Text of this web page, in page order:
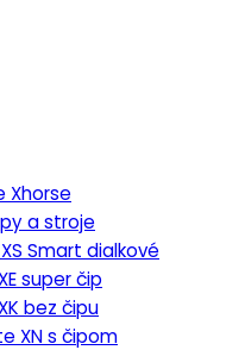
Xhorse
a stroje
Smart dialkové
super čip
bez čipu
XN s čipom